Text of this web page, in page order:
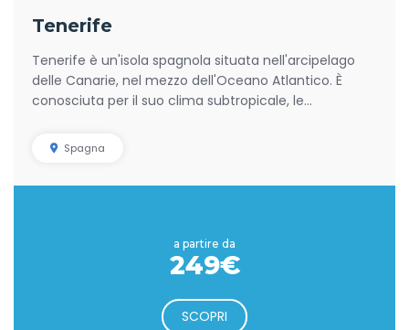
Tenerife
Tenerife è un'isola spagnola situata nell'arcipelago
delle Canarie, nel mezzo dell'Oceano Atlantico. È
conosciuta per il suo clima subtropicale, le...
Spagna
a partire da
249€
SCOPRI